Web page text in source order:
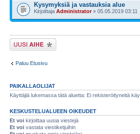
Kysymyksiä ja vastauksia alue
Kirjoittaja Administrator» 05.05.2019 03:11
Lähetä uusi viesti
Paluu Etusivu
PAIKALLAOLIJAT
Käyttäjiä lukemassa tätä aluetta: Ei rekisteröityneitä
KESKUSTELUALUEEN OIKEUDET
Et voi kirjoittaa uusia viestejä
Et voi vastata viestiketjuihin